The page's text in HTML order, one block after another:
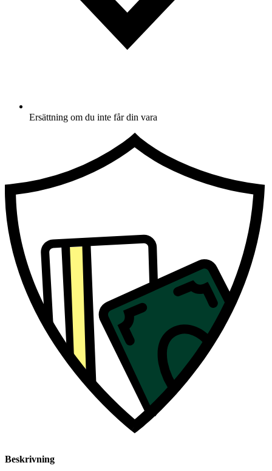
Ersättning om du inte får din vara
Beskrivning